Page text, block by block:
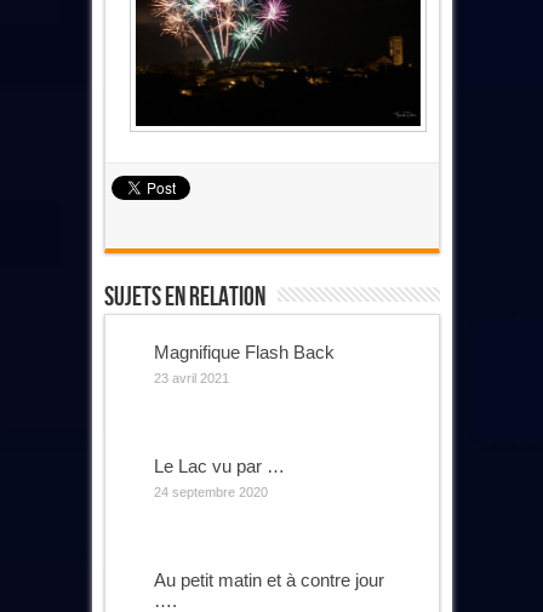
Sujets En Relation
Magnifique Flash Back
23 avril 2021
Le Lac vu par …
24 septembre 2020
Au petit matin et à contre jour
….